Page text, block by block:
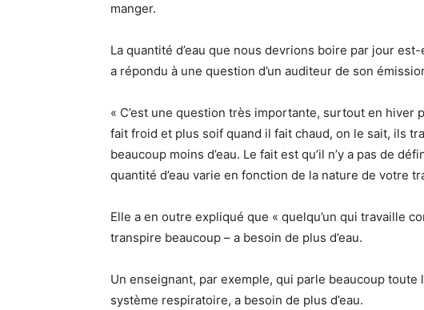
manger.
La quantité d’eau que nous devrions boire par jour
a répondu à une question d’un auditeur de son
« C’est une question très importante, surtout en hiver
fait froid et plus soif quand il fait chaud, on le sait, ils
beaucoup moins d’eau. Le fait est qu’il n’y a pas de
quantité d’eau varie en fonction de la nature de votre
Elle a en outre expliqué que « quelqu’un qui travaille
transpire beaucoup – a besoin de plus d’eau.
Un enseignant, par exemple, qui parle beaucoup
système respiratoire, a besoin de plus d’eau.